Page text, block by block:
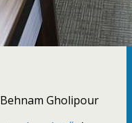
Behnam Gholipour